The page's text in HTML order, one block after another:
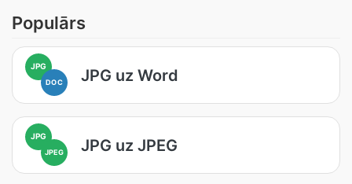
Populārs
JPG
DOC JPG uz Word
JPG
JPEG JPG uz JPEG